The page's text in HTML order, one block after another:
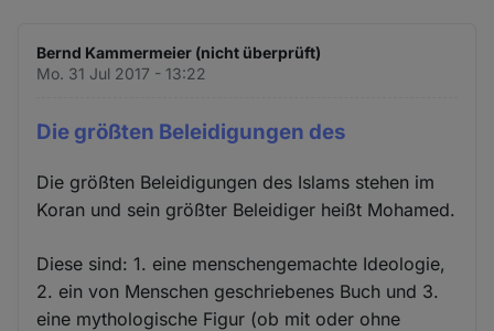
Bernd Kammermeier (nicht überprüft)
Mo. 31 Jul 2017 - 13:22
Die größten Beleidigungen des
Die größten Beleidigungen des Islams stehen im
Koran und sein größter Beleidiger heißt Mohamed.
Diese sind: 1. eine menschengemachte Ideologie,
2. ein von Menschen geschriebenes Buch und 3.
eine mythologische Figur (ob mit oder ohne